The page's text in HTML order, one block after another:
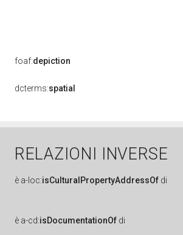
foaf:depiction
dcterms:spatial
RELAZIONI INVERSE
è a-loc:isCulturalPropertyAddressOf di
è a-cd:isDocumentationOf di